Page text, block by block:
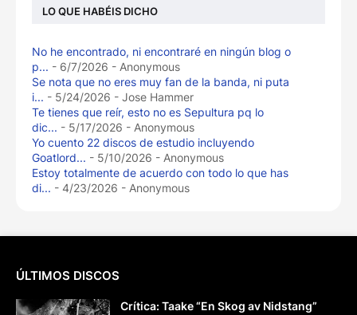
LO QUE HABÉIS DICHO
No he encontrado, ni encontraré en ningún blog o
p... - 6/7/2026 - Anonymous
Se nota que no eres muy fan de la banda, ni puta
i... - 5/24/2026 - Jose Hammer
Te tienes que reír, esto no es Sepultura pq lo
dic... - 5/17/2026 - Anonymous
Yo cuento 22 discos de estudio incluyendo
Goatlord... - 5/10/2026 - Anonymous
Estoy totalmente de acuerdo con todo lo que has
di... - 4/23/2026 - Anonymous
ÚLTIMOS DISCOS
Crítica: Taake “En Skog av Nidstang”